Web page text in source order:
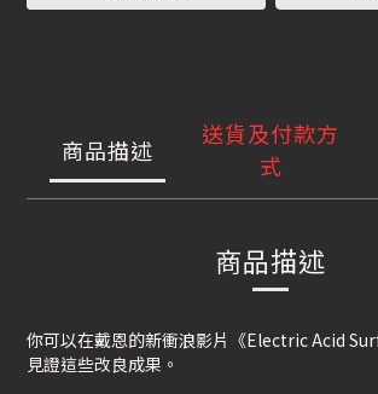
商品描述
送貨及付款方
式
商品描述
你可以在戴恩的新衝浪影片《Electric Acid
見證這些改良成果。